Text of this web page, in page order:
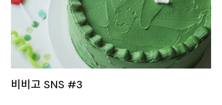
비비고 SNS #3